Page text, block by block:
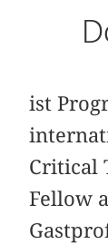
ist
Critical
Fellow